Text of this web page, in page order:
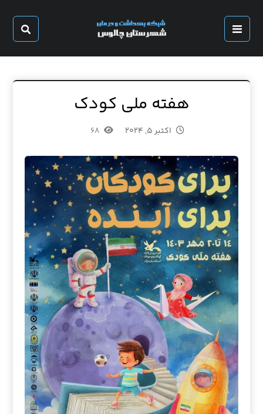
هفته ملی کودک
اکتبر ۵, ۲۰۲۴ ۶۸